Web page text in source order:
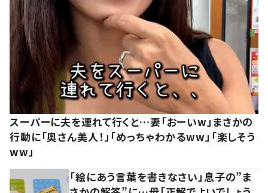
スーパーに夫を連れて行くと…妻「おーいw」まさかの
行動に「奥さん美人！」「めっちゃわかるww」「楽しそう
ww」
「絵にあう言葉を書きなさい」息子の”ま